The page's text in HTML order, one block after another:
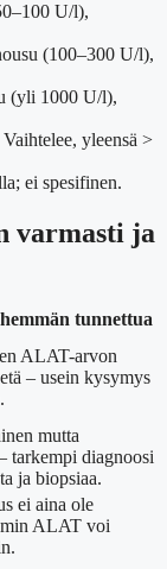
U/l),
(100–300 U/l),
(yli 1000 U/l),
Vaihtelee, yleensä >
ei spesifinen.
varmasti ja
tunnettua
ALAT-arvon
– usein kysymys
mutta
tarkempi diagnoosi
ja biopsiaa.
ei aina ole
ALAT voi